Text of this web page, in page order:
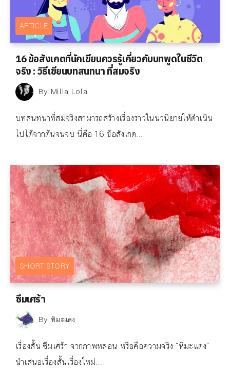
ARTICLE
16 ข้อสังเกตที่นักเขียนควรรู้เกี่ยวกับบทพูดในชีวิต
จริง : วิธีเขียนบทสนทนา ที่สมจริง
By Milla Lola
บทสนทนาที่สมจริงสามารถสร้างเรื่องราวในนวนิยายให้ดำเนิน
ไปได้จากต้นจนจบ นี่คือ 16 ข้อสังเกต...
SHORT STORY
ซึมเศร้า
By หิมะแดง
เรื่องสั้น ซึมเศร้า จากภาพหลอน หรือคือความจริง "หิมะแดง"
นำเสนอเรื่องสั้นเรื่องใหม่...